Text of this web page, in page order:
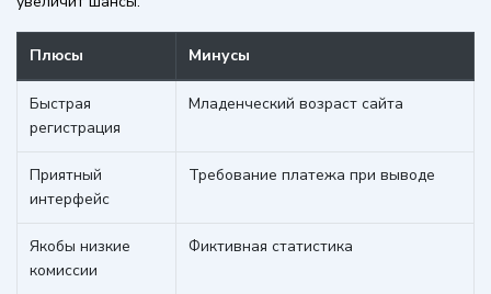
Плюсы Минусы
Быстрая
регистрация
Младенческий возраст сайта
Приятный
интерфейс
Требование платежа при выводе
Якобы низкие
комиссии
Фиктивная статистика